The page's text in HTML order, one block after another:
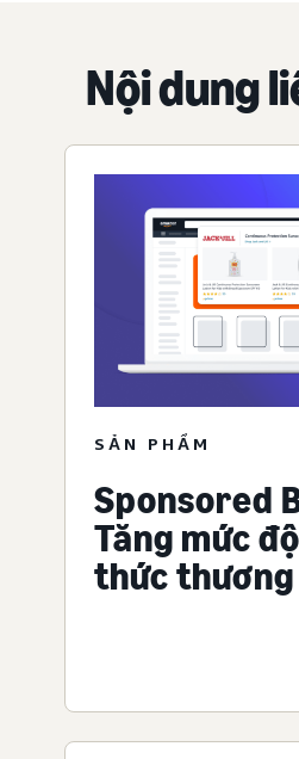
Nội dung
SẢN PHẨM
Sponsored
Tăng mức
thức